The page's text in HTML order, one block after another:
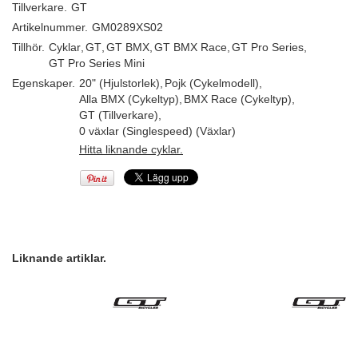
Tillverkare. GT
Artikelnummer. GM0289XS02
Tillhör. Cyklar GT GT BMX GT BMX Race GT Pro Series
GT Pro Series Mini
Egenskaper. 20" (Hjulstorlek) Pojk (Cykelmodell)
Alla BMX (Cykeltyp) BMX Race (Cykeltyp)
GT (Tillverkare)
0 växlar (Singlespeed) (Växlar)
Hitta liknande cyklar.
Liknande artiklar.